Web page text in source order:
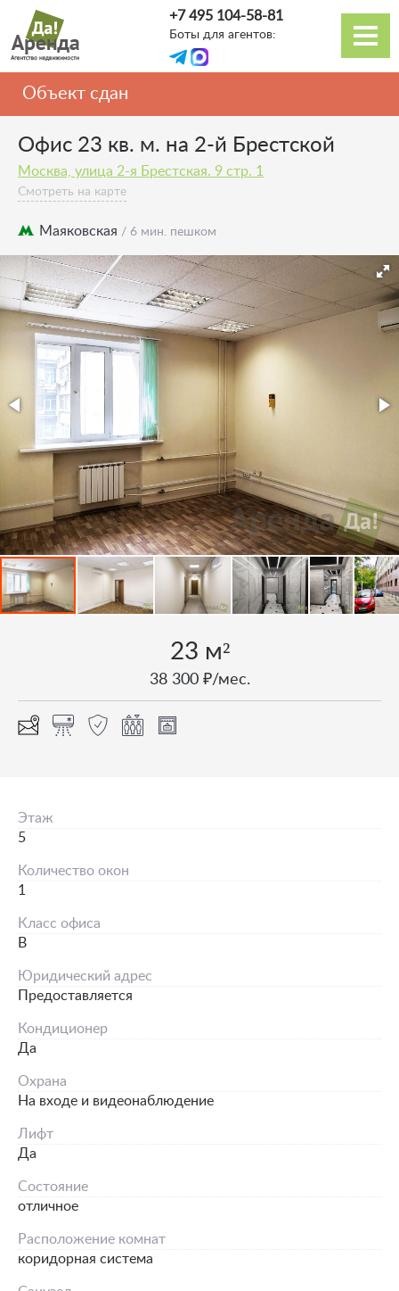
Перейти
основному
содержанию
Основная
навигация
+7 495 104-58-81
Боты для агентов:
Объект сдан
Офис 23 кв. м. на 2-й Брестской
Москва, улица 2-я Брестская. 9 стр. 1
Смотреть на карте
Маяковская / 6 мин. пешком
23 м²
38 300 ₽/мес.
Этаж
5
Количество окон
1
Класс офиса
B
Юридический адрес
Предоставляется
Кондиционер
Да
Охрана
На входе и видеонаблюдение
Лифт
Да
Состояние
отличное
Расположение комнат
коридорная система